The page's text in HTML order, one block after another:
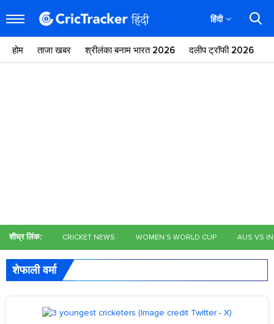
हिंदी
होम ताजा खबर श्रीलंका बनाम भारत 2026 दलीप ट्रॉफी 2026
शीघ्र लिंक: CRICKET NEWS WOMEN'S WORLD CUP AUS VS
शेफाली वर्मा